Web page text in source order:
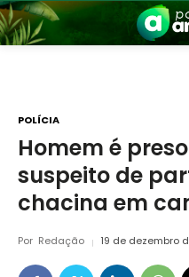
POLÍCIA
Homem é
suspeito de
chacina em
Por Redação 19 de dezembro